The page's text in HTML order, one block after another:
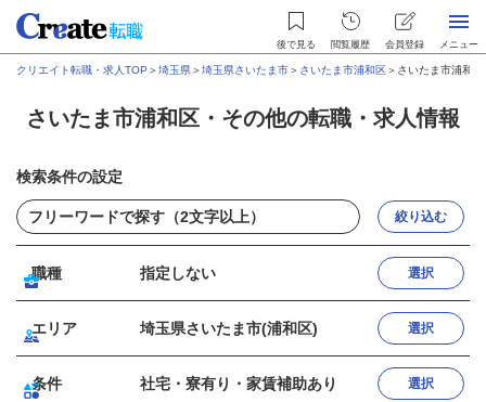
後で見る 閲覧履歴 会員登録 メニュー
クリエイト転職・求人TOP ＞埼玉県＞埼玉県さいたま市＞ さいたま市浦和区＞ さいたま市浦和
さいたま市浦和区・その他の転職・求人情報
検索条件の設定
絞り込む
職種 指定しない 選択
エリア 埼玉県さいたま市(浦和区) 選択
条件 社宅・寮有り・家賃補助あり 選択